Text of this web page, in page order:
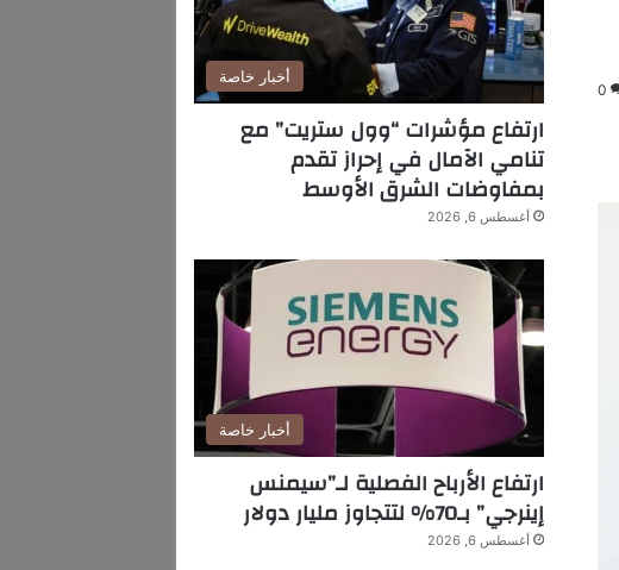
0
أخبار خاصة
ارتفاع مؤشرات “وول ستريت” مع
تنامي الآمال في إحراز تقدم
بمفاوضات الشرق الأوسط
أغسطس 6, 2026
أخبار خاصة
ارتفاع الأرباح الفصلية لـ”سيمنس
إينرجي” بـ70% لتتجاوز مليار دولار
أغسطس 6, 2026